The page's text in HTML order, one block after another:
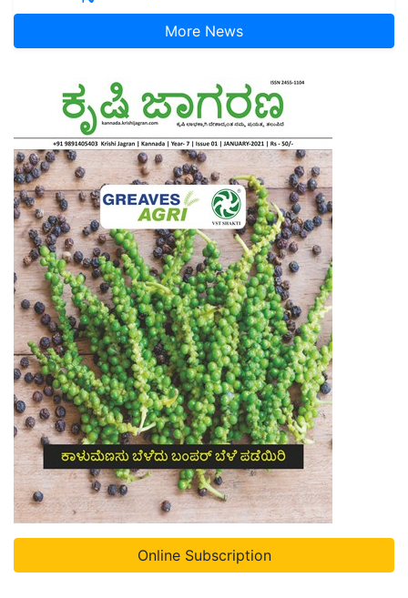
More News
Online Subscription